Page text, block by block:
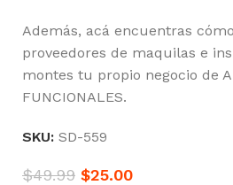
Además, acá encuentras
proveedores de maquilas e
montes tu propio negocio de
FUNCIONALES.
SKU: SD-559
$49.99 $25.00